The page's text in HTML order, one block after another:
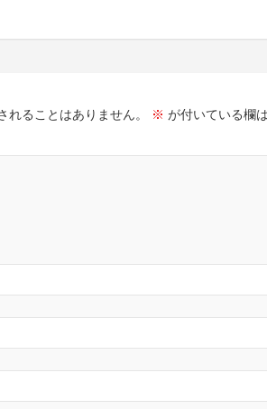
れることはありません。 ※ が付いている欄